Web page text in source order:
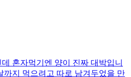
혼자먹기엔 양이 진짜 대박입니
까지 먹으려고 따로 남겨두었을 만